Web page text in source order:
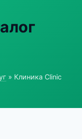
» Клиника Clinic